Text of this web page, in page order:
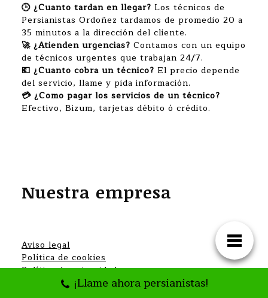
🕒 ¿Cuanto tardan en llegar? Los técnicos de
Persianistas Ordoñez tardamos de promedio 20 a
35 minutos a la dirección del cliente.
🚀 ¿Atienden urgencias? Contamos con un equipo
de técnicos urgentes que trabajan 24/7.
💶 ¿Cuanto cobra un técnico? El precio depende
del servicio, llame y pida información.
💳 ¿Como pagar los servicios de un técnico?
Efectivo, Bizum, tarjetas débito ó crédito.
Nuestra empresa
Aviso legal
Política de cookies
Política de privacidad
Trabaja con nosotros¡Llame ahora persianistas!